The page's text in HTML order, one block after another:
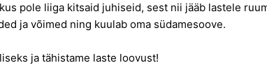
pole liiga kitsaid juhiseid, sest nii jääb lastele
ja võimed ning kuulab oma südamesoove.
ja tähistame laste loovust!